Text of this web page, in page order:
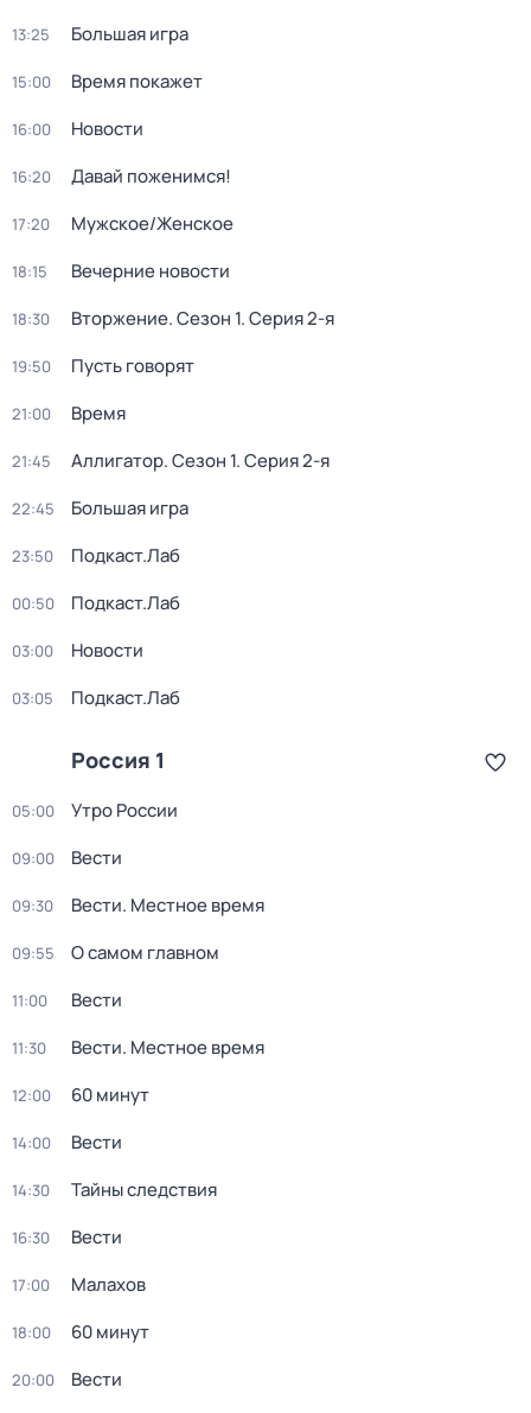
13:25 Большая игра
15:00 Время покажет
16:00 Новости
16:20 Давай поженимся!
17:20 Мужское/Женское
18:15 Вечерние новости
18:30 Вторжение. Сезон 1. Серия 2-я
19:50 Пусть говорят
21:00 Время
21:45 Аллигатор. Сезон 1. Серия 2-я
22:45 Большая игра
23:50 Подкаст.Лаб
00:50 Подкаст.Лаб
03:00 Новости
03:05 Подкаст.Лаб
Россия 1
05:00 Утро России
09:00 Вести
09:30 Вести. Местное время
09:55 О самом главном
11:00 Вести
11:30 Вести. Местное время
12:00 60 минут
14:00 Вести
14:30 Тайны следствия
16:30 Вести
17:00 Малахов
18:00 60 минут
20:00 Вести